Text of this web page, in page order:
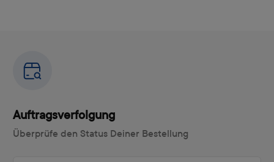
Auftragsverfolgung
Überprüfe den Status Deiner Bestellung